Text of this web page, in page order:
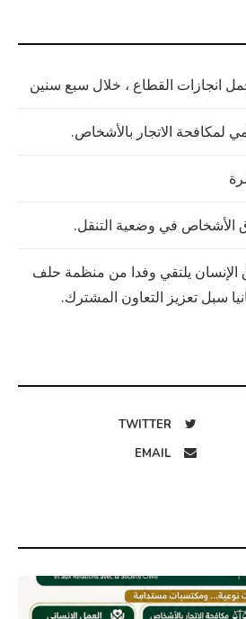
انجازات القطاع ، خلال سبع سنين
لمكافحة الاتجار بالأشخاص.
الأشخاص في وضعية التنقل.
يلتقي وفدا من منظمة حلف
سبل تعزيز التعاون المشترك.
TWITTER
EMAIL